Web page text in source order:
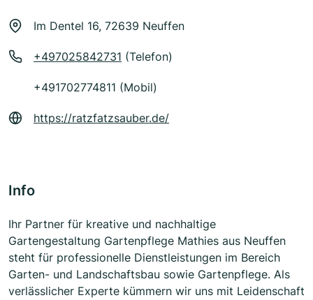
Im Dentel 16, 72639 Neuffen
+497025842731 (Telefon)
+491702774811 (Mobil)
https://ratzfatzsauber.de/
Info
Ihr Partner für kreative und nachhaltige
Gartengestaltung Gartenpflege Mathies aus Neuffen
steht für professionelle Dienstleistungen im Bereich
Garten- und Landschaftsbau sowie Gartenpflege. Als
verlässlicher Experte kümmern wir uns mit Leidenschaft